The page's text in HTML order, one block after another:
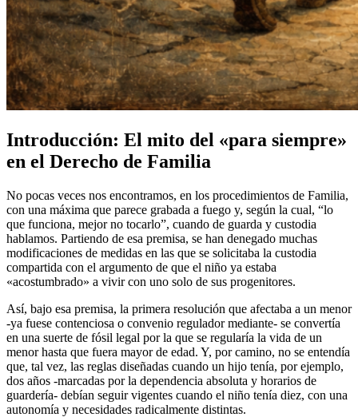
Introducción: El mito del «para siempre»
en el Derecho de Familia
No pocas veces nos encontramos, en los procedimientos de Familia,
con una máxima que parece grabada a fuego y, según la cual, “lo
que funciona, mejor no tocarlo”, cuando de guarda y custodia
hablamos. Partiendo de esa premisa, se han denegado muchas
modificaciones de medidas en las que se solicitaba la custodia
compartida con el argumento de que el niño ya estaba
«acostumbrado» a vivir con uno solo de sus progenitores.
Así, bajo esa premisa, la primera resolución que afectaba a un menor
-ya fuese contenciosa o convenio regulador mediante- se convertía
en una suerte de fósil legal por la que se regularía la vida de un
menor hasta que fuera mayor de edad. Y, por camino, no se entendía
que, tal vez, las reglas diseñadas cuando un hijo tenía, por ejemplo,
dos años -marcadas por la dependencia absoluta y horarios de
guardería- debían seguir vigentes cuando el niño tenía diez, con una
autonomía y necesidades radicalmente distintas.